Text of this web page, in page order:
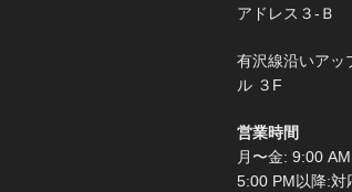
アドレス３-Ｂ
有沢線沿いアッ
ル ３F
営業時間
月〜金: 9:00
5:00 PM以降:対